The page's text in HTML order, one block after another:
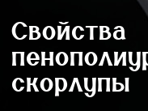
Свойства
скорлупы